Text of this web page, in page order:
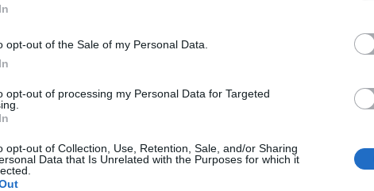
opt-out of the Sale of my Personal Data.
opt-out of processing my Personal Data for Targeted
opt-out of Collection, Use, Retention, Sale, and/or Sharing
Data that Is Unrelated with the Purposes for which it
Αναπτυξιακή Κιλκίς…
πρωτοσέλιδο της
Πρωινής του Κιλκίς,
εφημερίδας του ν.